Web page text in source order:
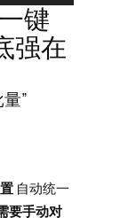
键
强在
”
自动统一
要手动对